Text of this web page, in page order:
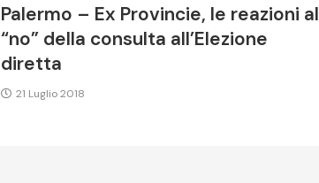
Palermo – Ex Provincie, le reazioni al
“no” della consulta all’Elezione
diretta
21 Luglio 2018